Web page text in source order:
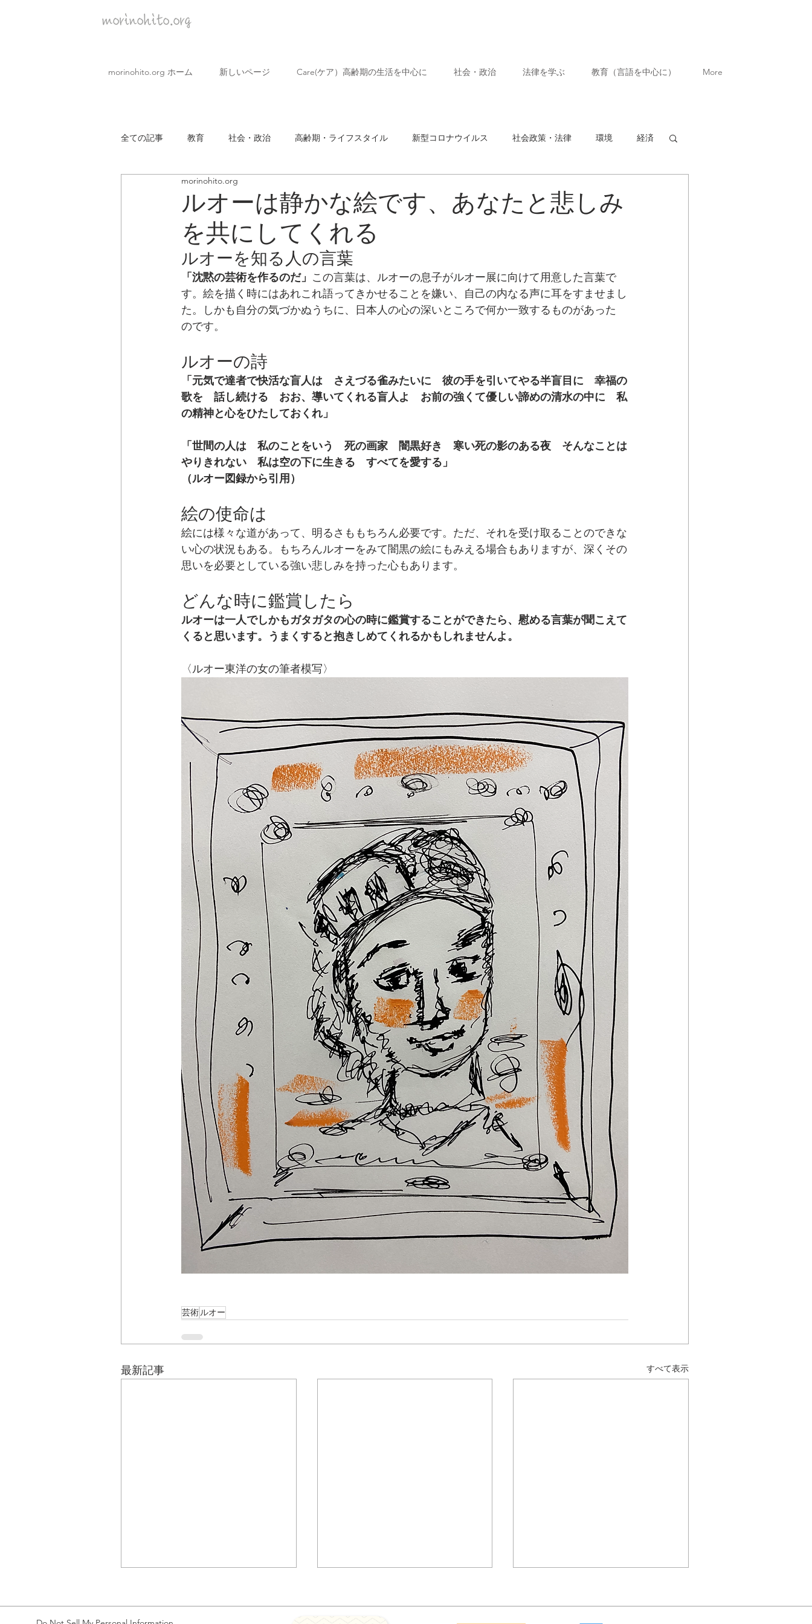
morinohito.org
morinohito.org ホーム 新しいページ Care(ケア）高齢期の生活を中心に 社会・政治 法律を学ぶ 教育（言語を中心に） More
全ての記事 教育 社会・政治 高齢期・ライフスタイル 新型コロナウイルス 社会政策・法律 環境 経済
covid19 企業 市民・生活
ルオーは静かな絵です、あなたと悲しみ
を共にしてくれる
morinohito.org
ルオーを知る人の言葉
「沈黙の芸術を作るのだ」 この言葉は、ルオーの息子がルオー展に向けて用意した言葉で
す。絵を描く時にはあれこれ語ってきかせることを嫌い、自己の内なる声に耳をすませまし
た。しかも自分の気づかぬうちに、日本人の心の深いところで何か一致するものがあった
のです。
ルオーの詩
「元気で達者で快活な盲人は　さえづる雀みたいに　彼の手を引いてやる半盲目に　幸福の
歌を　話し続ける　おお、導いてくれる盲人よ　お前の強くて優しい諦めの清水の中に　私
の精神と心をひたしておくれ」
「世間の人は　私のことをいう　死の画家　闇黒好き　寒い死の影のある夜　そんなことは
やりきれない　私は空の下に生きる　すべてを愛する」
（ルオー図録から引用）
絵の使命は
絵には様々な道があって、明るさももちろん必要です。ただ、それを受け取ることのできな
い心の状況もある。もちろんルオーをみて闇黒の絵にもみえる場合もありますが、深くその
思いを必要としている強い悲しみを持った心もあります。
どんな時に鑑賞したら
ルオーは一人でしかもガタガタの心の時に鑑賞することができたら、慰める言葉が聞こえて
くると思います。うまくすると抱きしめてくれるかもしれませんよ。
〈ルオー東洋の女の筆者模写〉
芸術ルオー
最新記事 すべて表示